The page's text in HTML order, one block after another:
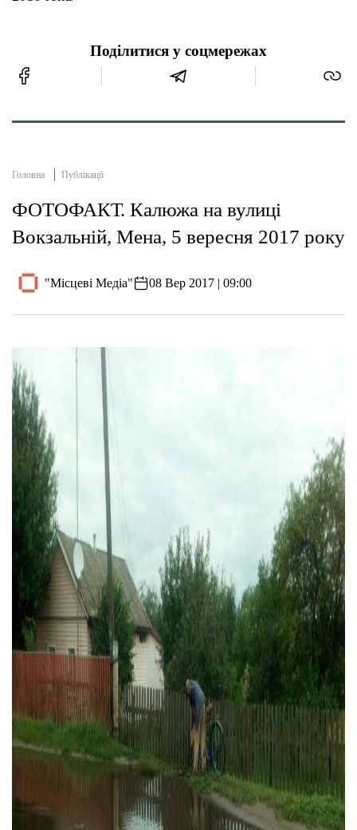
Поділитися у соцмережах
Головна Публікації
ФОТОФАКТ. Калюжа на вулиці
Вокзальній, Мена, 5 вересня 2017 року
"Місцеві Медіа" 08 Вер 2017 | 09:00